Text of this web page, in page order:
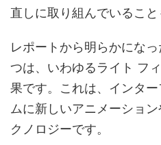
直しに取り組んでいること
レポートから明らかにな
つは、いわゆるライト フ
果です。これは、インタ
ムに新しいアニメーショ
クノロジーです。